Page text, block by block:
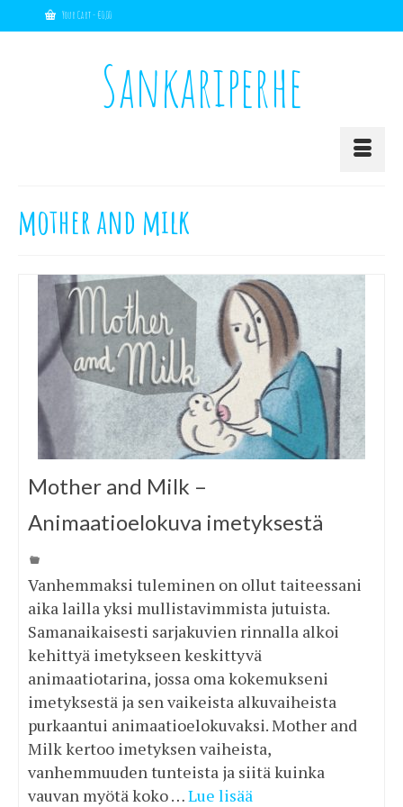
Your Cart-€0,00
Sankariperhe
mother and milk
Mother and Milk –
Animaatioelokuva imetyksestä
Vanhemmaksi tuleminen on ollut taiteessani
aika lailla yksi mullistavimmista jutuista.
Samanaikaisesti sarjakuvien rinnalla alkoi
kehittyä imetykseen keskittyvä
animaatiotarina, jossa oma kokemukseni
imetyksestä ja sen vaikeista alkuvaiheista
purkaantui animaatioelokuvaksi. Mother and
Milk kertoo imetyksen vaiheista,
vanhemmuuden tunteista ja siitä kuinka
vauvan myötä koko …Lue lisää